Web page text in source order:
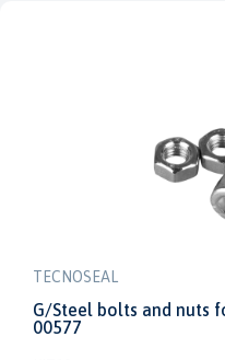
TECNOSEAL
G/Steel bolts and nuts
00577